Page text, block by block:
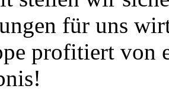
für uns
profitiert von